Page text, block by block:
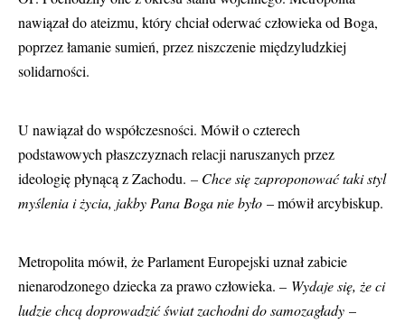
nawiązał do ateizmu, który chciał oderwać człowieka od Boga,
poprzez łamanie sumień, przez niszczenie międzyludzkiej
solidarności.
U nawiązał do współczesności. Mówił o czterech
podstawowych płaszczyznach relacji naruszanych przez
ideologię płynącą z Zachodu. – Chce się zaproponować taki styl
myślenia i życia, jakby Pana Boga nie było – mówił arcybiskup.
Metropolita mówił, że Parlament Europejski uznał zabicie
nienarodzonego dziecka za prawo człowieka. – Wydaje się, że ci
ludzie chcą doprowadzić świat zachodni do samozagłady –